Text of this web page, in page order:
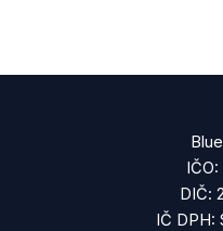
DIČ:
IČ DPH: